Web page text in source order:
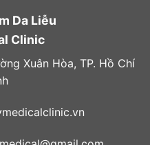
Da Liễu
Clinic
Xuân Hòa, TP. Hồ Chí